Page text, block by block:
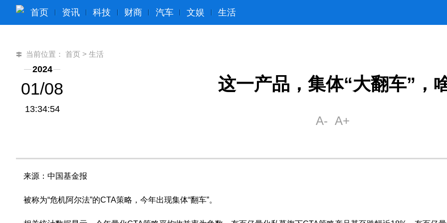
首页 资讯 科技 财商 汽车 文娱 生活
当前位置： 首页 > 生活
2024
01/08
13:34:54
这一产品，集体“大翻车”，
来源：中国基金报
被称为“危机阿尔法”的CTA策略，今年出现集体“翻车”。